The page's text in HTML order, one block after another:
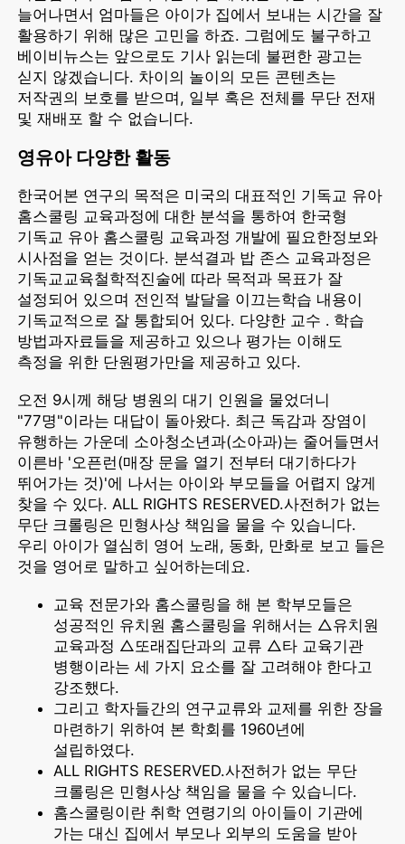
늘어나면서 엄마들은 아이가 집에서 보내는 시간을 잘
활용하기 위해 많은 고민을 하죠. 그럼에도 불구하고
베이비뉴스는 앞으로도 기사 읽는데 불편한 광고는
싣지 않겠습니다. 차이의 놀이의 모든 콘텐츠는
저작권의 보호를 받으며, 일부 혹은 전체를 무단 전재
및 재배포 할 수 없습니다.
영유아 다양한 활동
한국어본 연구의 목적은 미국의 대표적인 기독교 유아
홈스쿨링 교육과정에 대한 분석을 통하여 한국형
기독교 유아 홈스쿨링 교육과정 개발에 필요한정보와
시사점을 얻는 것이다. 분석결과 밥 존스 교육과정은
기독교교육철학적진술에 따라 목적과 목표가 잘
설정되어 있으며 전인적 발달을 이끄는학습 내용이
기독교적으로 잘 통합되어 있다. 다양한 교수 ․ 학습
방법과자료들을 제공하고 있으나 평가는 이해도
측정을 위한 단원평가만을 제공하고 있다.
오전 9시께 해당 병원의 대기 인원을 물었더니
"77명"이라는 대답이 돌아왔다. 최근 독감과 장염이
유행하는 가운데 소아청소년과(소아과)는 줄어들면서
이른바 '오픈런(매장 문을 열기 전부터 대기하다가
뛰어가는 것)'에 나서는 아이와 부모들을 어렵지 않게
찾을 수 있다. ALL RIGHTS RESERVED.사전허가 없는
무단 크롤링은 민형사상 책임을 물을 수 있습니다.
우리 아이가 열심히 영어 노래, 동화, 만화로 보고 들은
것을 영어로 말하고 싶어하는데요.
교육 전문가와 홈스쿨링을 해 본 학부모들은
성공적인 유치원 홈스쿨링을 위해서는 △유치원
교육과정 △또래집단과의 교류 △타 교육기관
병행이라는 세 가지 요소를 잘 고려해야 한다고
강조했다.
그리고 학자들간의 연구교류와 교제를 위한 장을
마련하기 위하여 본 학회를 1960년에
설립하였다.
ALL RIGHTS RESERVED.사전허가 없는 무단
크롤링은 민형사상 책임을 물을 수 있습니다.
홈스쿨링이란 취학 연령기의 아이들이 기관에
가는 대신 집에서 부모나 외부의 도움을 받아